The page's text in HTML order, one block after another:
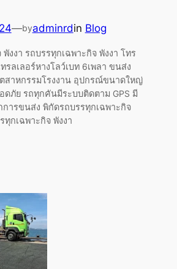
—byadminrdin Blog
งงา รถบรรทุกเฉพาะกิจ พังงา โทร
รลเลอร์หางโลว์เบท 6เพลา ขนส่ง
สาหกรรมโรงงาน อุปกรณ์ขนาดใหญ่
ดภัย รถทุกคันมีระบบติดตาม GPS มี
ารขนส่ง พิกัดรถบรรทุกเฉพาะกิจ
ทุกเฉพาะกิจ พังงา